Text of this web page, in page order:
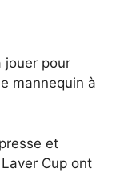
jouer pour
mannequin à
et
Cup ont